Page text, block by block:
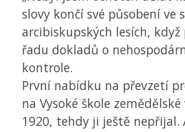
slovy končí své působení ve
arcibiskupských lesích,
řadu dokladů o
kontrole.
První nabídku na převzetí
na Vysoké škole
1920, tehdy ji ještě nepřijal.